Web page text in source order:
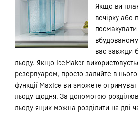
Якщо ви
вечірку або
вбудованому
вас завжди
льоду. Якщо IceMaker
резервуаром, просто залийте в
функції MaxIce ви зможете
льоду щодня. За допомогою
льоду ящик можна розділити на дві